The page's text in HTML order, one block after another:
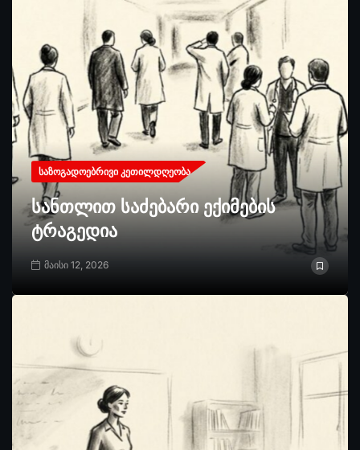
ᲡᲐᲖᲝᲒᲐᲓᲝᲔᲑᲠᲘᲕᲘ ᲙᲔᲗᲘᲚᲓᲦᲔᲝᲑᲐ
სანთლით საძებარი ექიმების
ტრაგედია
მაისი 12, 2026